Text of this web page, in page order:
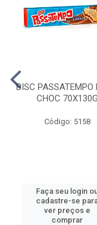
BISC PASSATEMPO
CHOC 70X130G
Código: 5158
Faça seu login
cadastre-se
ver preços e
comprar